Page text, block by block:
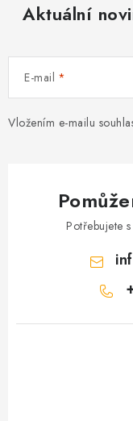
Aktuální
E-mail
Vložením e-mailu
Potřebujete